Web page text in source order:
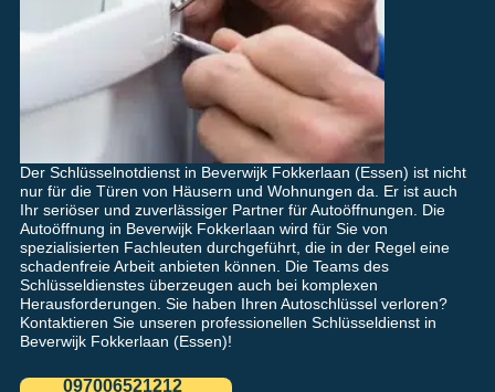
Der Schlüsselnotdienst in Beverwijk Fokkerlaan (Essen) ist nicht
nur für die Türen von Häusern und Wohnungen da. Er ist auch
Ihr seriöser und zuverlässiger Partner für Autoöffnungen. Die
Autoöffnung in Beverwijk Fokkerlaan wird für Sie von
spezialisierten Fachleuten durchgeführt, die in der Regel eine
schadenfreie Arbeit anbieten können. Die Teams des
Schlüsseldienstes überzeugen auch bei komplexen
Herausforderungen. Sie haben Ihren Autoschlüssel verloren?
Kontaktieren Sie unseren professionellen Schlüsseldienst in
Beverwijk Fokkerlaan (Essen)!
097006521212